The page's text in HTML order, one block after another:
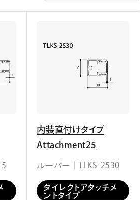
内装直付けタイプ
Attachment25
ルーバー｜TLKS-2530
ダイレクトアタッチメ
ントタイプ